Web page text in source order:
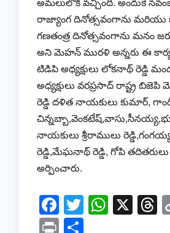
అమలులోకి వచ్చింది. అందుకే
రాజ్యాంగ దినోత్సవంగాను మరియు
గణతంత్ర దినోత్సవంగాను మనం
అని మెహన్ మురళి అన్నరు ఈ
టిడిపి అధ్యక్షులు లోకనాథ్ రెడ్డి
అధ్యక్షులు వరప్రసాద్ రాష్ట్ర
రెడ్డి దళిత నాయకులు కుమార్,
నాయకులు శ్రీరాములు
రెడ్డి,మేఘనాథ్ రెడ్డి, గోపి
అర్పించారు.
F
a
T
W
X
T
Pr